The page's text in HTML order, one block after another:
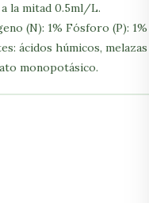
la mitad 0.5ml/L.
(N): 1% Fósforo (P): 1%
ácidos húmicos, melazas
monopotásico.